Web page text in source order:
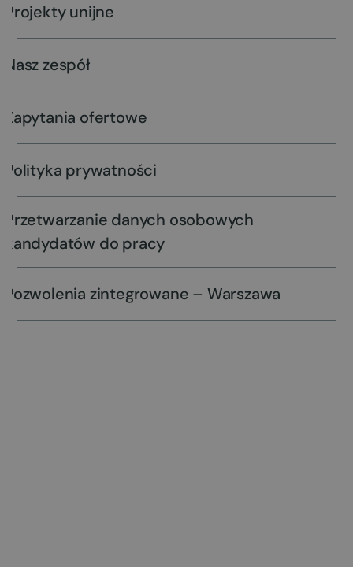
Projekty unijne
Nasz zespół
Zapytania ofertowe
Polityka prywatności
Przetwarzanie danych osobowych
kandydatów do pracy
Pozwolenia zintegrowane – Warszawa